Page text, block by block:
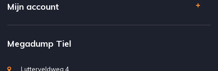
Mijn account
Megadump Tiel
Lutterveldweg 4